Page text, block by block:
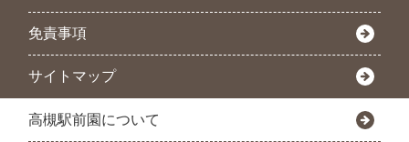
免責事項
サイトマップ
高槻駅前園について